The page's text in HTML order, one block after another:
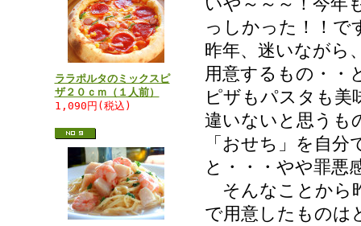
ララポルタのミックスピ
ザ２０ｃｍ（１人前）
1,090円(税込)
っしかった！！で
昨年、迷いながら
用意するもの・・
ピザもパスタも美
違いないと思うも
「おせち」を自
と・・・やや罪悪
そんなことから
で用意したものは